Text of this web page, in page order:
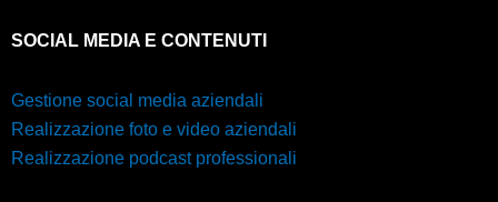
SOCIAL MEDIA E CONTENUTI
Gestione social media aziendali
Realizzazione foto e video aziendali
Realizzazione podcast professionali